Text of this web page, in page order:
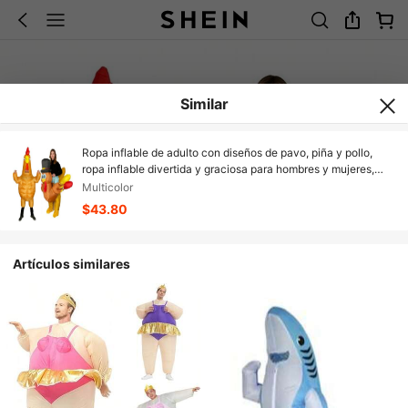
Similar
Ropa inflable de adulto con diseños de pavo, piña y pollo,
ropa inflable divertida y graciosa para hombres y mujeres,
disfraz para fiestas y festivales
Multicolor
$43.80
Artículos similares